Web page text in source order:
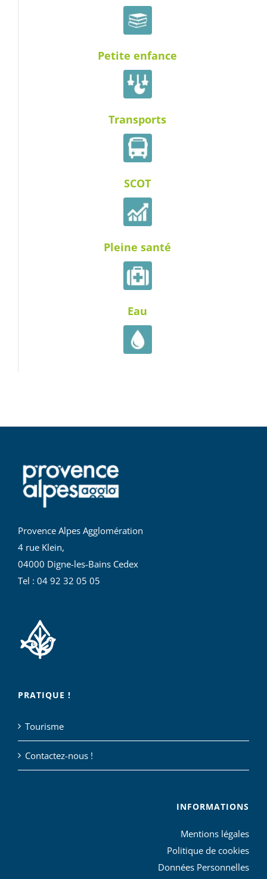
Petite enfance
Transports
SCOT
Pleine santé
Eau
Provence Alpes Agglomération
4 rue Klein,
04000 Digne-les-Bains Cedex
Tel : 04 92 32 05 05
PRATIQUE !
Tourisme
Contactez-nous !
INFORMATIONS
Mentions légales
Politique de cookies
Données Personnelles